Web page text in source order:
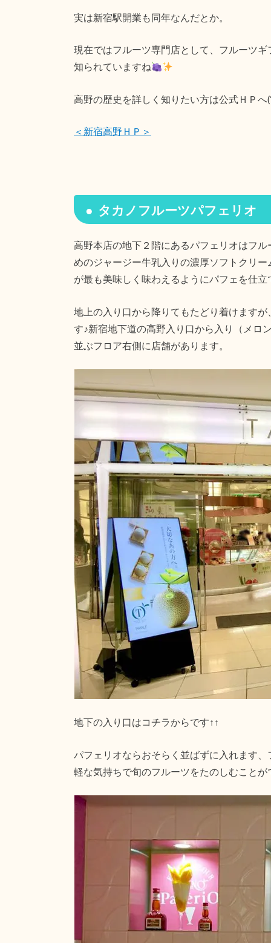
実は新宿駅開業も同年なんだとか。
現在ではフルーツ専門店として、フルーツ
知られていますね
高野の歴史を詳しく知りたい方は公式ＨＰへ
＜新宿高野ＨＰ＞
タカノフルーツパフェリオ
高野本店の地下２階にあるパフェリオはフ
めのジャージー牛乳入りの濃厚ソフトクリ
が最も美味しく味わえるようにパフェを仕立
地上の入り口から降りてもたどり着けます
す♪新宿地下道の高野入り口から入り（メロ
並ぶフロア右側に店舗があります。
地下の入り口はコチラからです↑↑
パフェリオならおそらく並ばずに入れます
軽な気持ちで旬のフルーツをたのしむことが